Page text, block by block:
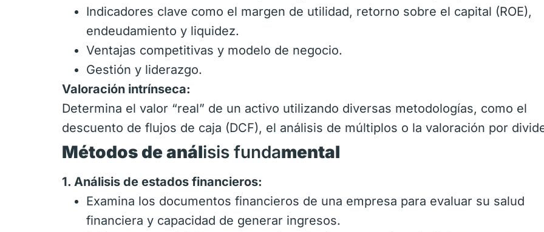
Indicadores clave como el margen de utilidad, retorno sobre el capital (ROE),
endeudamiento y liquidez.
Ventajas competitivas y modelo de negocio.
Gestión y liderazgo.
Valoración intrínseca:
Determina el valor “real” de un activo utilizando diversas metodologías, como el
descuento de flujos de caja (DCF), el análisis de múltiplos o la valoración por
Métodos de análisis fundamental
1. Análisis de estados financieros:
Examina los documentos financieros de una empresa para evaluar su salud
financiera y capacidad de generar ingresos.